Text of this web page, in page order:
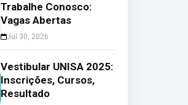
Trabalhe Conosco:
Vagas Abertas
Jul 30, 2026
Vestibular UNISA 2025:
Inscrições, Cursos,
Resultado